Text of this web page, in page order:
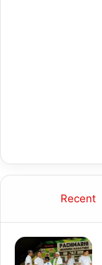
Recent